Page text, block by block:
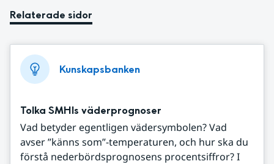
Relaterade sidor
Kunskapsbanken
Tolka SMHIs väderprognoser
Vad betyder egentligen vädersymbolen? Vad
avser ”känns som”-temperaturen, och hur ska du
förstå nederbördsprognosens procentsiffror? I